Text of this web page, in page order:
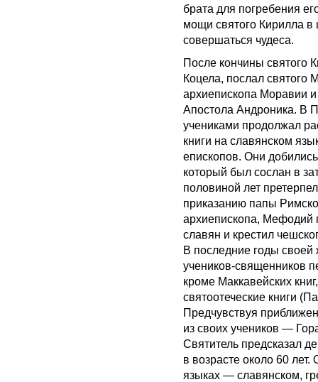
брата для погребения
мощи святого Кирилла в
совершаться чудеса.
После кончины святого
Коцела, послал
архиепископа Моравии
Апостола Андроника. В
учениками продолжал
книги на славянском
епископов. Они
который был сослан в
половиной лет
приказанию папы
архиепископа, Мефодий
славян и крестил
В последние годы
учеников-священников
кроме Маккавейских
святоотеческие книги
Предчувствуя
из своих учеников —
Святитель предсказал
в возрасте около 60
языках — славянском,